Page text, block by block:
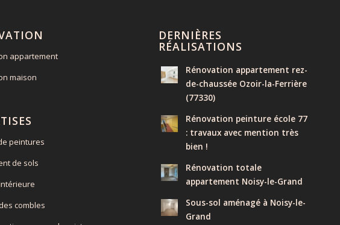
appartement
maison
peintures
de sols
combles
DERNIÈRES
RÉALISATIONS
Rénovation appartement rez-
de-chaussée Ozoir-la-Ferrière
(77330)
Rénovation peinture école 77
: travaux avec mention très
bien !
Rénovation totale
appartement Noisy-le-Grand
Sous-sol aménagé à Noisy-le-
Grand